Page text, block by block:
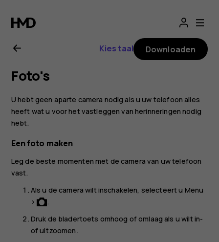
Nokia
3310
3G
Kies taal Downloaden
Foto's
U hebt geen aparte camera nodig als u uw telefoon alles
heeft wat u voor het vastleggen van herinneringen nodig
hebt.
Een foto maken
Leg de beste momenten met de camera van uw telefoon
vast.
Als u de camera wilt inschakelen, selecteert u Menu
>
.
Druk de bladertoets omhoog of omlaag als u wilt in-
of uitzoomen.